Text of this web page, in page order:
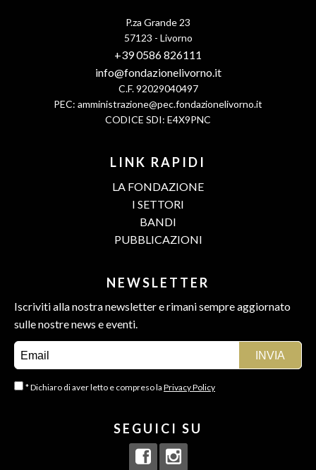
P.za Grande 23
57123 - Livorno
+39 0586 826111
info@fondazionelivorno.it
C.F. 92029040497
PEC: amministrazione@pec.fondazionelivorno.it
CODICE SDI: E4X9PNC
LINK RAPIDI
LA FONDAZIONE
I SETTORI
BANDI
PUBBLICAZIONI
NEWSLETTER
Iscriviti alla nostra newsletter e rimani sempre aggiornato
sulle nostre news e eventi.
* Dichiaro di aver letto e compreso la Privacy Policy
SEGUICI SU